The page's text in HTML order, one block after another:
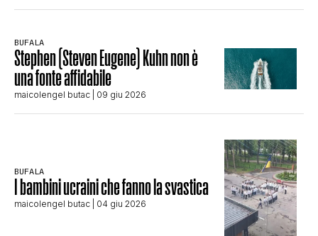
BUFALA
Stephen (Steven Eugene) Kuhn non è
una fonte affidabile
maicolengel butac | 09 giu 2026
BUFALA
I bambini ucraini che fanno la svastica
maicolengel butac | 04 giu 2026